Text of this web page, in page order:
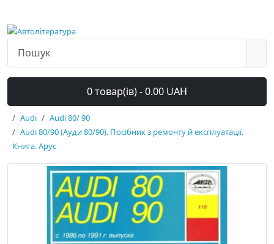
0 товар(ів) - 0.00 UAH
Audi
Audi 80/ 90
Audi 80/90 (Ауди 80/90). Посібник з ремонту й експлуатації.
Книга. Арус